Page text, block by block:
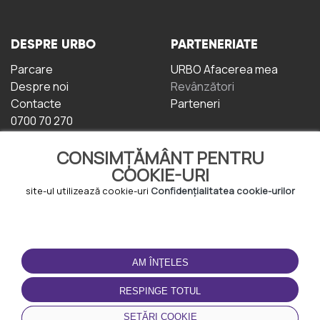
CONSIMȚĂMÂNT PENTRU
COOKIE-URI
site-ul utilizează cookie-uri Confidențialitatea cookie-urilor
AM ÎNŢELES
RESPINGE TOTUL
SETĂRI COOKIE
DESPRE URBO
Parcare
Despre noi
Contacte
0700 70 270
PARTENERIATE
URBO Afacerea mea
Revânzători
Parteneri
TERMENI DE UTILIZARE
Termeni și condiții
Politica de
Confidențialitate
Politica de cookie-uri
DESCĂRCAȚI
APLICAȚIA